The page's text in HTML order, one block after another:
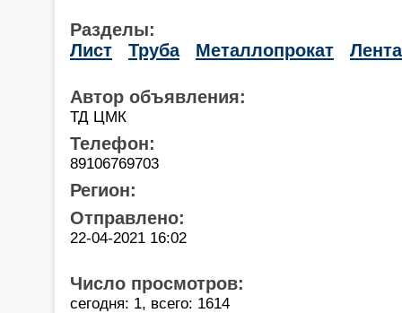
Разделы:
Лист
Труба Металлопрокат Лента
Автор объявления:
ТД ЦМК
Телефон:
89106769703
Регион:
Отправлено:
22-04-2021 16:02
Число просмотров:
сегодня: 1, всего: 1614